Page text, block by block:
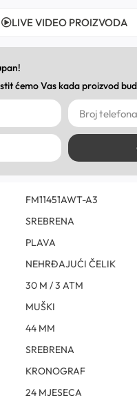
LIVE VIDEO PROIZVODA
ćemo Vas kada proizvod
FM11451AWT-A3
SREBRENA
PLAVA
NEHRĐAJUĆI ČELIK
30 M / 3 ATM
MUŠKI
44 MM
SREBRENA
KRONOGRAF
24 MJESECA